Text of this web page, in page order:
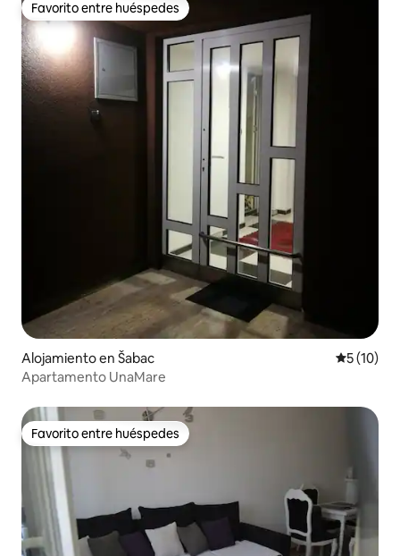
Favorito entre huéspedes
Favorito entre huéspedes
Alojamiento en Šabac
5 (10)
Apartamento UnaMare
Favorito entre huéspedes
Favorito entre huéspedes